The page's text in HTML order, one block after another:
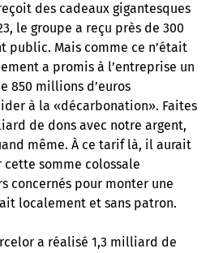
des cadeaux gigantesques
le groupe a reçu près de 300
public. Mais comme ce n’était
a promis à l’entreprise un
850 millions d’euros
à la «décarbonation». Faites
de dons avec notre argent,
même. À ce tarif là, il aurait
somme colossale
concernés pour monter une
localement et sans patron.
a réalisé 1,3 milliard de